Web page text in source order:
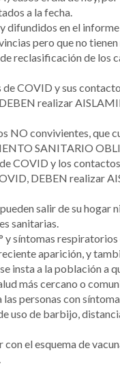
a la fecha.
difundidos en el
pero que no
reclasificación de los
COVID y sus
realizar
NO convivientes, que
SANITARIO
COVID y los
DEBEN realizar
salir de su hogar
sanitarias.
y síntomas
aparición, y
insta a la población a
más cercano o
las personas con
uso de barbijo,
el esquema de